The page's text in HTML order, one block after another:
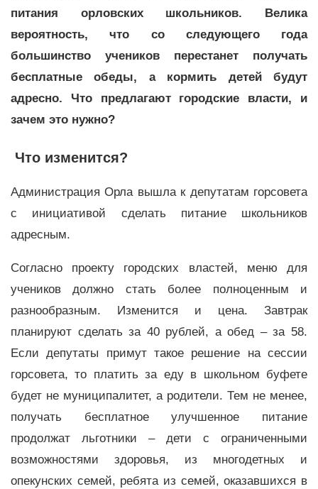
питания орловских школьников. Велика
вероятность, что со следующего года
большинство учеников перестанет получать
бесплатные обеды, а кормить детей будут
адресно. Что предлагают городские власти, и
зачем это нужно?
Что изменится?
Администрация Орла вышла к депутатам горсовета
с инициативой сделать питание школьников
адресным.
Согласно проекту городских властей, меню для
учеников должно стать более полноценным и
разнообразным. Изменится и цена. Завтрак
планируют сделать за 40 рублей, а обед – за 58.
Если депутаты примут такое решение на сессии
горсовета, то платить за еду в школьном буфете
будет не муниципалитет, а родители. Тем не менее,
получать бесплатное улучшенное питание
продолжат льготники – дети с ограниченными
возможностями здоровья, из многодетных и
опекунских семей, ребята из семей, оказавшихся в